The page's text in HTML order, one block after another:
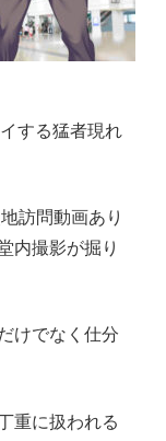
する猛者現れ
訪問動画あり
内撮影が掘り
けでなく仕分
重に扱われる